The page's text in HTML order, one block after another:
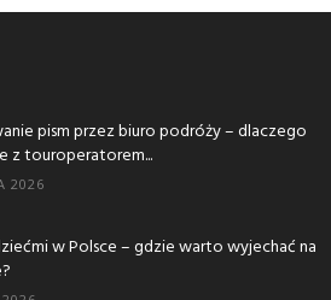
pism przez biuro podróży – dlaczego
z touroperatorem...
2026
w Polsce – gdzie warto wyjechać na